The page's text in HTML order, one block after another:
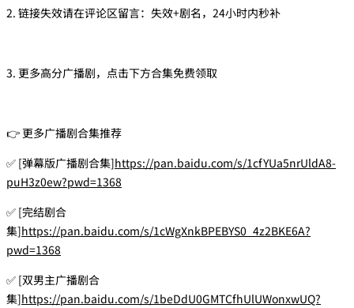
2. 链接失效请在评论区留言：失效+剧名，24小时内秒补
3. 更多高分广播剧，点击下方合集免费领取
👉 更多广播剧合集推荐
✅ [弹幕版广播剧合集]https://pan.baidu.com/s/1cfYUa5nrUldA8-
puH3z0ew?pwd=1368
✅ [完结剧合
集]https://pan.baidu.com/s/1cWgXnkBPEBYS0_4z2BKE6A?
pwd=1368
✅ [双男主广播剧合
集]https://pan.baidu.com/s/1beDdU0GMTCfhUlUWonxwUQ?